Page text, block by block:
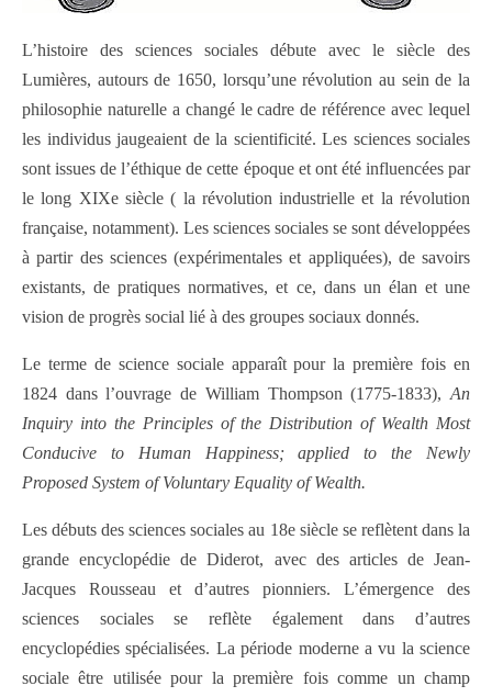
L’histoire des sciences sociales débute avec le siècle des
Lumières, autours de 1650, lorsqu’une révolution au sein de la
philosophie naturelle a changé le cadre de référence avec lequel
les individus jaugeaient de la scientificité. Les sciences sociales
sont issues de l’éthique de cette époque et ont été influencées par
le long XIXe siècle ( la révolution industrielle et la révolution
française, notamment). Les sciences sociales se sont développées
à partir des sciences (expérimentales et appliquées), de savoirs
existants, de pratiques normatives, et ce, dans un élan et une
vision de progrès social lié à des groupes sociaux donnés.
Le terme de science sociale apparaît pour la première fois en
1824 dans l’ouvrage de William Thompson (1775-1833), An
Inquiry into the Principles of the Distribution of Wealth Most
Conducive to Human Happiness; applied to the Newly
Proposed System of Voluntary Equality of Wealth.
Les débuts des sciences sociales au 18e siècle se reflètent dans la
grande encyclopédie de Diderot, avec des articles de Jean-
Jacques Rousseau et d’autres pionniers. L’émergence des
sciences sociales se reflète également dans d’autres
encyclopédies spécialisées. La période moderne a vu la science
sociale être utilisée pour la première fois comme un champ